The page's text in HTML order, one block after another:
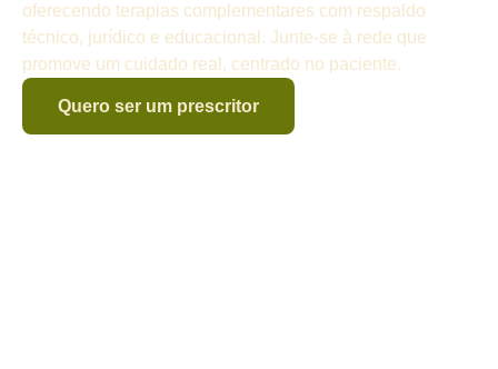
oferecendo terapias complementares com respaldo
técnico, jurídico e educacional. Junte-se à rede que
promove um cuidado real, centrado no paciente.
Quero ser um prescritor